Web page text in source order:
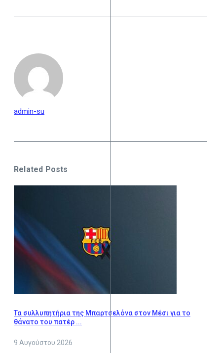
admin-su
Related Posts
Τα συλλυπητήρια της Μπαρτσελόνα στον Μέσι για το
θάνατο του πατέρ ...
9 Αυγούστου 2026